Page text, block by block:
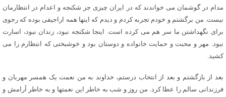
مدام در گوشمان می خواندند که در ایران چیزی جز شکنجه و اعدام در انتظارمان
نیست. من برگشتم و خودم تجربه کردم و دیدم که اینها همه اراجیفی بوده که رجوی
برای نگهداشتن ما سر هم می کرده است. اینجا شکنجه نبود، زندان نبود، اسارت
نبود. مهر و محبت و حمایت خانواده و دوستان بود و خوشبختی که انتظارم را می
کشید.
بعد از بازگشتم و بعد از انتخاب درستم، خداوند به من نعمت یک همسر مهربان و
فرزندانی سالم را عطا کرد. من روز و شب به خاطر این نعمتها و به خاطر آرامش و